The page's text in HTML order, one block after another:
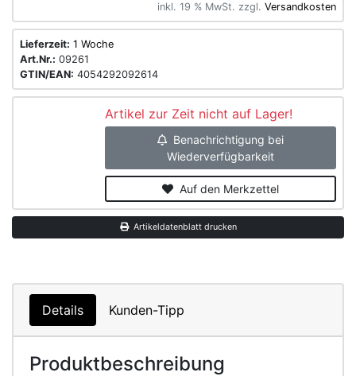
inkl. 19 % MwSt. zzgl. Versandkosten
Lieferzeit: 1 Woche
Art.Nr.: 09261
GTIN/EAN: 4054292092614
Artikel zur Zeit nicht auf Lager!
Benachrichtigung bei
Wiederverfügbarkeit
Auf den Merkzettel
Artikeldatenblatt drucken
Details Kunden-Tipp
Produktbeschreibung